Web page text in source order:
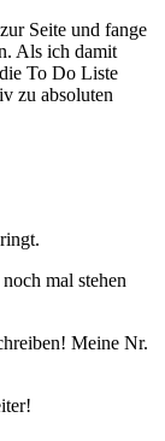
Seite und fange
Als ich damit
To Do Liste
zu absoluten
mal stehen
Meine Nr.